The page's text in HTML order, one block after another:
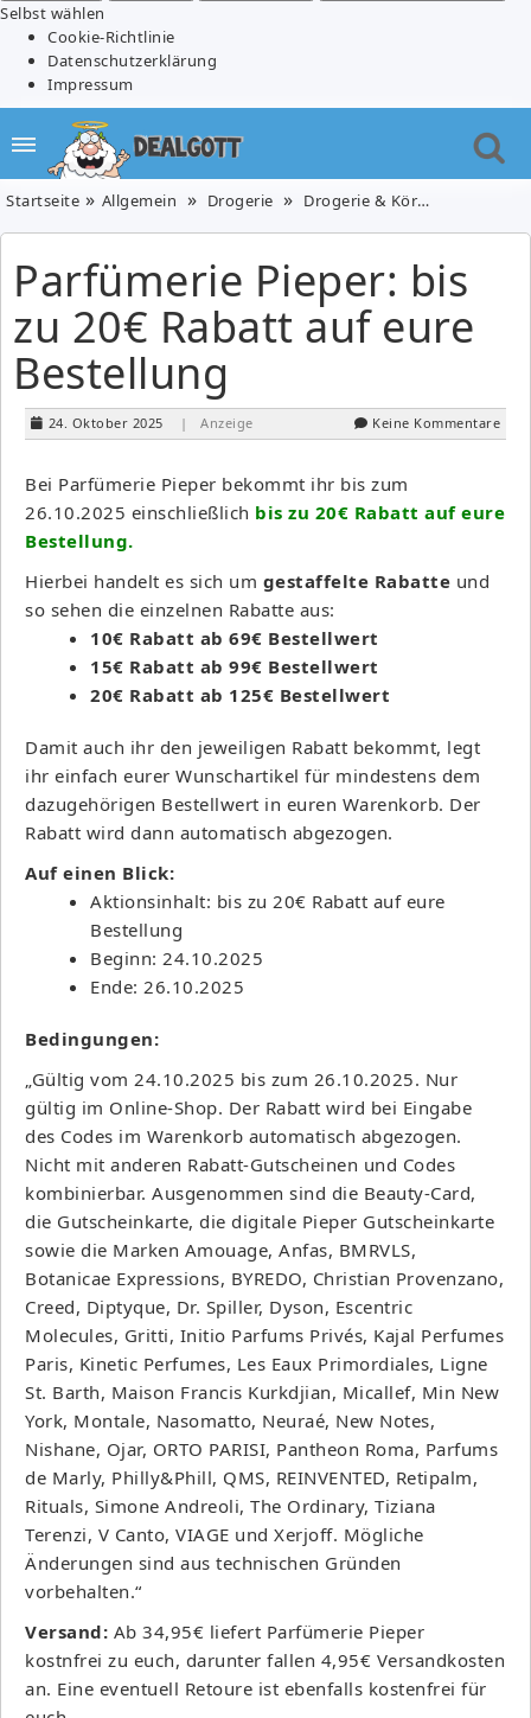
Selbst wählen
Cookie-Richtlinie
Datenschutzerklärung
Impressum
Startseite Allgemein Drogerie Drogerie & Körperpflege
Parfümerie Pieper: bis
zu 20€ Rabatt auf eure
Bestellung
24. Oktober 2025 | Anzeige Keine Kommentare
Bei Parfümerie Pieper bekommt ihr bis zum
26.10.2025 einschließlich bis zu 20€ Rabatt auf eure
Bestellung.
Hierbei handelt es sich um gestaffelte Rabatte und
so sehen die einzelnen Rabatte aus:
10€ Rabatt ab 69€ Bestellwert
15€ Rabatt ab 99€ Bestellwert
20€ Rabatt ab 125€ Bestellwert
Damit auch ihr den jeweiligen Rabatt bekommt, legt
ihr einfach eurer Wunschartikel für mindestens dem
dazugehörigen Bestellwert in euren Warenkorb. Der
Rabatt wird dann automatisch abgezogen.
Auf einen Blick:
Aktionsinhalt: bis zu 20€ Rabatt auf eure
Bestellung
Beginn: 24.10.2025
Ende: 26.10.2025
Bedingungen:
„Gültig vom 24.10.2025 bis zum 26.10.2025. Nur
gültig im Online-Shop. Der Rabatt wird bei Eingabe
des Codes im Warenkorb automatisch abgezogen.
Nicht mit anderen Rabatt-Gutscheinen und Codes
kombinierbar. Ausgenommen sind die Beauty-Card,
die Gutscheinkarte, die digitale Pieper Gutscheinkarte
sowie die Marken Amouage, Anfas, BMRVLS,
Botanicae Expressions, BYREDO, Christian Provenzano,
Creed, Diptyque, Dr. Spiller, Dyson, Escentric
Molecules, Gritti, Initio Parfums Privés, Kajal Perfumes
Paris, Kinetic Perfumes, Les Eaux Primordiales, Ligne
St. Barth, Maison Francis Kurkdjian, Micallef, Min New
York, Montale, Nasomatto, Neuraé, New Notes,
Nishane, Ojar, ORTO PARISI, Pantheon Roma, Parfums
de Marly, Philly&Phill, QMS, REINVENTED, Retipalm,
Rituals, Simone Andreoli, The Ordinary, Tiziana
Terenzi, V Canto, VIAGE und Xerjoff. Mögliche
Änderungen sind aus technischen Gründen
vorbehalten.“
Versand: Ab 34,95€ liefert Parfümerie Pieper
kostnfrei zu euch, darunter fallen 4,95€ Versandkosten
an. Eine eventuell Retoure ist ebenfalls kostenfrei für